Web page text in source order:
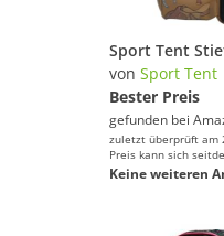
von Sport Tent
Bester Preis
gefunden bei
zuletzt überprüft am
Preis kann sich
Keine weiteren